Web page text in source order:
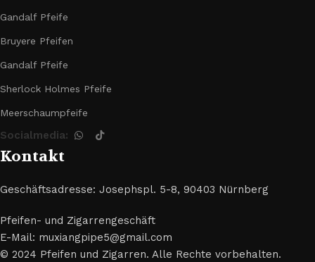
Gandalf Pfeife
Bruyere Pfeifen
Gandalf Pfeife
Sherlock Holmes Pfeife
Meerschaumpfeife
Socialmedia:
Kontakt
Geschäftsadresse: Josephspl. 5-8, 90403 Nürnberg
Pfeifen- und Zigarrengeschäft
E-Mail: muxiangpipe5@gmail.com
© 2024 Pfeifen und Zigarren. Alle Rechte vorbehalten.